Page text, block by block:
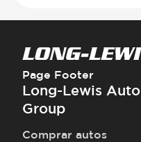
Page Footer
Long-Lewis Auto
Group
Comprar autos